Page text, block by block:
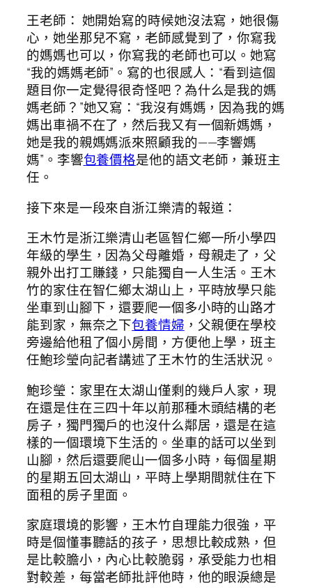
王老師： 她開始寫的時候她沒法寫，她很傷
心，她坐那兒不寫，老師感覺到了，你寫我
的媽媽也可以，你寫我的老師也可以。她寫
“我的媽媽老師”。寫的也很感人：“看到這個
題目你一定覺得很奇怪吧？為什么是我的媽
媽老師？”她又寫：“我沒有媽媽，因為我的媽
媽出車禍不在了，然后我又有一個新媽媽，
她是我的親媽媽派來照顧我的——李響媽
媽”。李響包養價格是他的語文老師，兼班主
任。
接下來是一段來自浙江樂清的報道：
王木竹是浙江樂清山老區智仁鄉一所小學四
年級的學生，因為父母離婚，母親走了，父
親外出打工賺錢，只能獨自一人生活。王木
竹的家住在智仁鄉太湖山上，平時放學只能
坐車到山腳下，還要爬一個多小時的山路才
能到家，無奈之下包養情婦 ，父親便在學校
旁邊給他租了個小房間，方便他上學，班主
任鮑珍瑩向記者講述了王木竹的生活狀況。
鮑珍瑩：家里在太湖山僅剩的幾戶人家，現
在還是住在三四十年以前那種木頭結構的老
房子，獨門獨戶的也沒什么鄰居，還是在這
樣的一個環境下生活的。坐車的話可以坐到
山腳，然后還要爬山一個多小時，每個星期
的星期五回太湖山，平時上學期間就住在下
面租的房子里面。
家庭環境的影響，王木竹自理能力很強，平
時是個懂事聽話的孩子，思想比較成熟，但
是比較膽小，內心比較脆弱，承受能力也相
對較差，每當老師批評他時，他的眼淚總是